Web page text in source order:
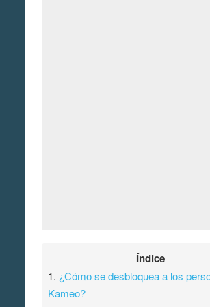
Índice
1. ¿Cómo se desbloquea a los
Kameo?